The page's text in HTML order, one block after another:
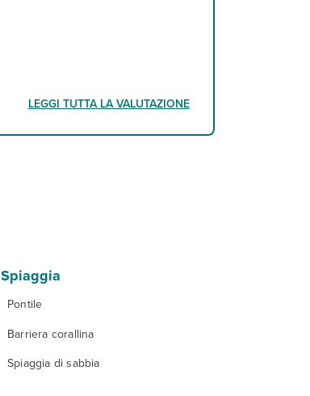
LEGGI TUTTA LA VALUTAZIONE
Spiaggia
Pontile
Barriera corallina
Spiaggia di sabbia